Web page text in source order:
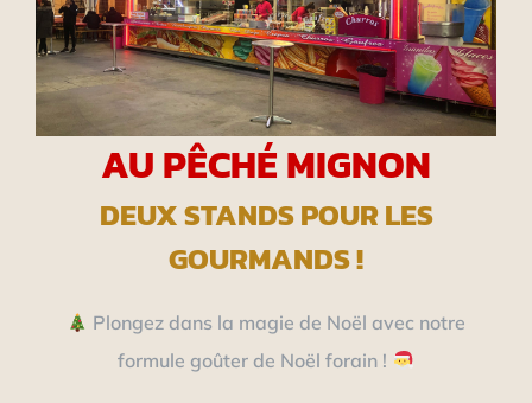
AU PÊCHÉ MIGNON
DEUX STANDS POUR LES
GOURMANDS !
Plongez dans la magie de Noël avec notre
formule goûter de Noël forain !